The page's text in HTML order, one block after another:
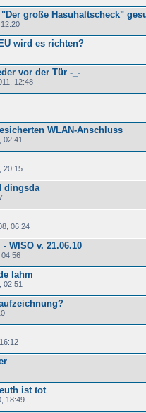
große Hasuhaltscheck"
wird es richten?
vor der Tür -_-
12:48
WLAN-Anschluss
02:41
20:15
dingsda
06:24
WISO v. 21.06.10
lahm
02:51
ist tot
18:49